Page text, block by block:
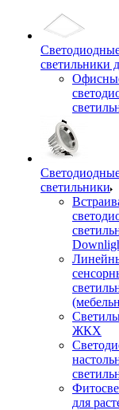
светильники
светильники
ЖКХ
для